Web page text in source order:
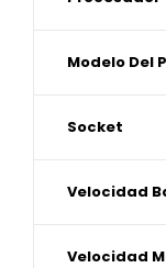
Modelo Del
Socket
Velocidad
Velocidad